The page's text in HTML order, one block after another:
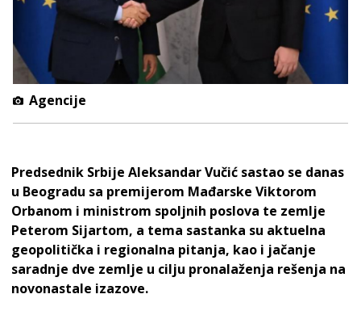
Agencije
Predsednik Srbije Aleksandar Vučić sastao se danas
u Beogradu sa premijerom Mađarske Viktorom
Orbanom i ministrom spoljnih poslova te zemlje
Peterom Sijartom, a tema sastanka su aktuelna
geopolitička i regionalna pitanja, kao i jačanje
saradnje dve zemlje u cilju pronalaženja rešenja na
novonastale izazove.